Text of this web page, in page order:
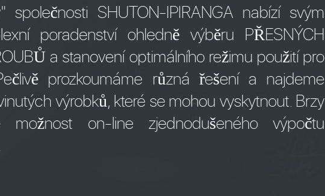
společnosti SHUTON-IPIRANGA nabízí svým
poradenství ohledně výběru PŘESNÝCH
a stanovení optimálního režimu použití pro
prozkoumáme různá řešení a najdeme
výrobků, které se mohou vyskytnout. Brzy
možnost on-line zjednodušeného výpočtu